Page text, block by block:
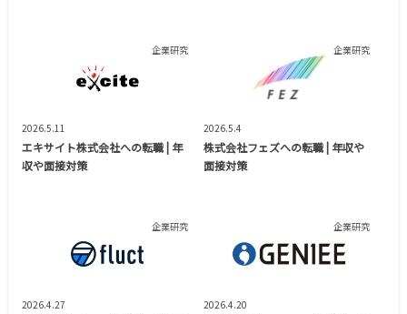
企業研究
2026.5.11
エキサイト株式会社への転職 | 年
収や面接対策
企業研究
2026.5.4
株式会社フェズへの転職 | 年収や
面接対策
企業研究
2026.4.27
企業研究
2026.4.20